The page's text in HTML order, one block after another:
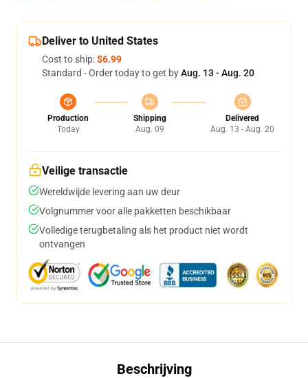
Deliver to United States
Cost to ship:$6.99
Standard - Order today to get byAug. 13 - Aug. 20
Production
Today
Shipping
Aug. 09
Delivered
Aug. 13 - Aug. 20
Veilige transactie
Wereldwijde levering aan uw deur
Volgnummer voor alle pakketten beschikbaar
Volledige terugbetaling als het product niet wordt
ontvangen
Beschrijving